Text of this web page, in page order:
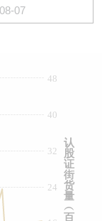
24
32
40
48
认
股
证
街
货
量
︵
百